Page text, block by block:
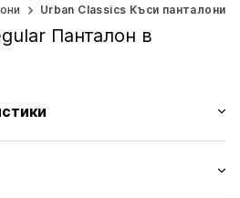
Urban Classics Къси панталони
Панталон в